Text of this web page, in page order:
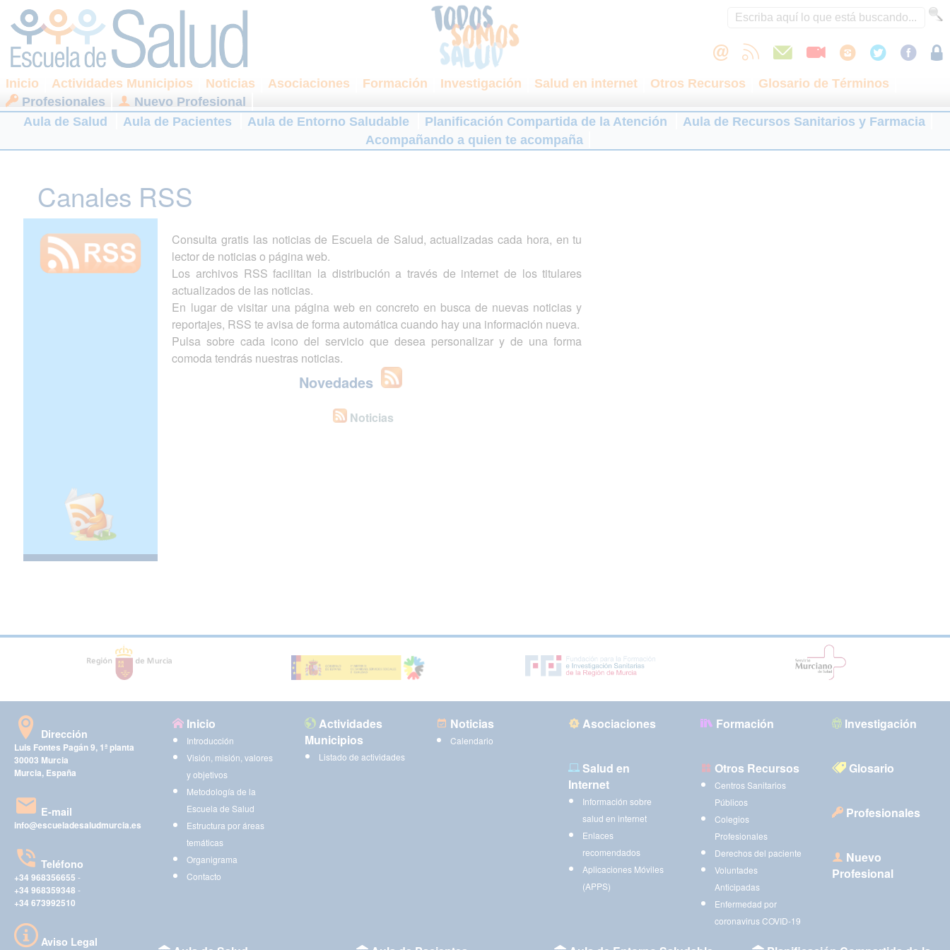
Inicio Actividades Municipios Noticias Asociaciones Formación Investigación Salud en internet Otros Recursos
Glosario de Términos
Profesionales
Nuevo Profesional
Aula de Salud
Aula de Pacientes Aula de Entorno Saludable Planificación Compartida de la Atención
Aula de Recursos Sanitarios y Farmacia
Acompañando a quien te acompaña
Canales RSS
Consulta gratis las noticias de Escuela de Salud, actualizadas cada hora, en tu
lector de noticias o página web.
Los archivos RSS facilitan la distribución a través de internet de los titulares
actualizados de las noticias.
En lugar de visitar una página web en concreto en busca de nuevas noticias y
reportajes, RSS te avisa de forma automática cuando hay una información nueva.
Pulsa sobre cada icono del servicio que desea personalizar y de una forma
comoda tendrás nuestras noticias.
Novedades
Noticias
Dirección
Luis Fontes Pagán 9, 1ª planta
30003 Murcia
Murcia, España
E-mail
info@escueladesaludmurcia.es
Teléfono
+34 968356655 -
+34 968359348 -
+34 673992510
Aviso Legal
Inicio
Introducción
Visión, misión, valores
y objetivos
Metodología de la
Escuela de Salud
Estructura por áreas
temáticas
Organigrama
Contacto
Actividades
Municipios
Listado de actividades
Noticias
Calendario
Asociaciones Formación Investigación
Salud en
Internet
Información sobre
salud en internet
Enlaces
recomendados
Aplicaciones Móviles
(APPS)
Otros Recursos
Centros Sanitarios
Públicos
Colegios
Profesionales
Derechos del paciente
Voluntades
Anticipadas
Enfermedad por
coronavirus COVID-19
Glosario
Profesionales
Nuevo
Profesional